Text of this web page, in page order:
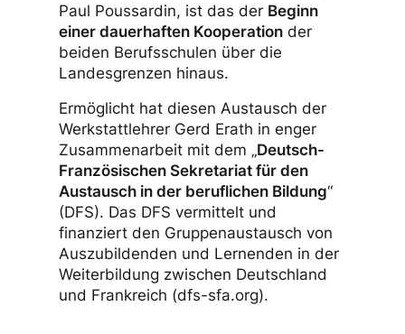
Paul Poussardin, ist das der Beginn
einer dauerhaften Kooperation der
beiden Berufsschulen über die
Landesgrenzen hinaus.
Ermöglicht hat diesen Austausch der
Werkstattlehrer Gerd Erath in enger
Zusammenarbeit mit dem „Deutsch-
Französischen Sekretariat für den
Austausch in der beruflichen Bildung“
(DFS). Das DFS vermittelt und
finanziert den Gruppenaustausch von
Auszubildenden und Lernenden in der
Weiterbildung zwischen Deutschland
und Frankreich (dfs-sfa.org).